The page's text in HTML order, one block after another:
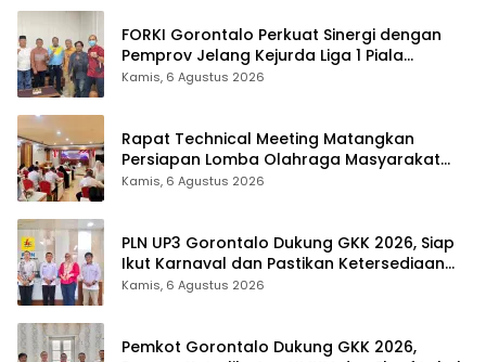
FORKI Gorontalo Perkuat Sinergi dengan
Pemprov Jelang Kejurda Liga 1 Piala
Gubernur 2026
Kamis, 6 Agustus 2026
Rapat Technical Meeting Matangkan
Persiapan Lomba Olahraga Masyarakat
Tingkat Provinsi Gorontalo
Kamis, 6 Agustus 2026
PLN UP3 Gorontalo Dukung GKK 2026, Siap
Ikut Karnaval dan Pastikan Ketersediaan
Listrik
Kamis, 6 Agustus 2026
Pemkot Gorontalo Dukung GKK 2026,